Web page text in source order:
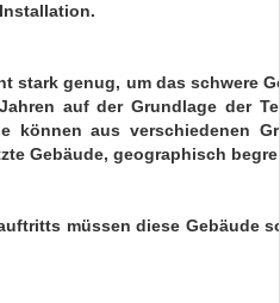
stark genug, um das schwere
auf der Grundlage der
können aus verschiedenen
Gebäude, geographisch
müssen diese Gebäude